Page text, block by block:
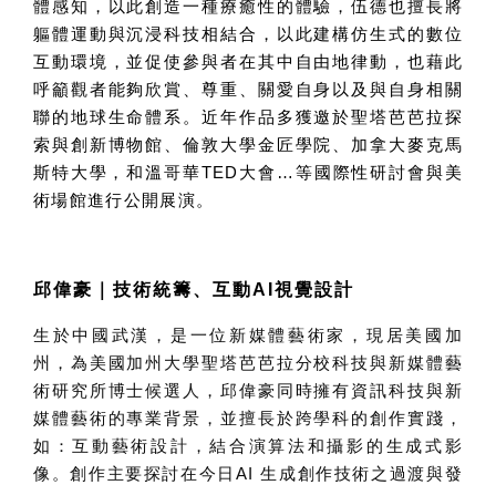
體感知，以此創造一種療癒性的體驗，伍德也擅長將
軀體運動與沉浸科技相結合，以此建構仿生式的數位
互動環境，並促使參與者在其中自由地律動，也藉此
呼籲觀者能夠欣賞、尊重、關愛自身以及與自身相關
聯的地球生命體系。近年作品多獲邀於聖塔芭芭拉探
索與創新博物館、倫敦大學金匠學院、加拿大麥克馬
斯特大學，和溫哥華TED 大會…等國際性研討會與美
術場館進行公開展演。
邱偉豪 技術統籌、互動AI 視覺設計
生於中國武漢，是一位新媒體藝術家，現居美國加
州，為美國加州大學聖塔芭芭拉分校科技與新媒體藝
術研究所博士候選人，邱偉豪同時擁有資訊科技與新
媒體藝術的專業背景，並擅長於跨學科的創作實踐，
如：互動藝術設計，結合演算法和攝影的生成式影
像。創作主要探討在今日 AI生成創作技術之過渡與發